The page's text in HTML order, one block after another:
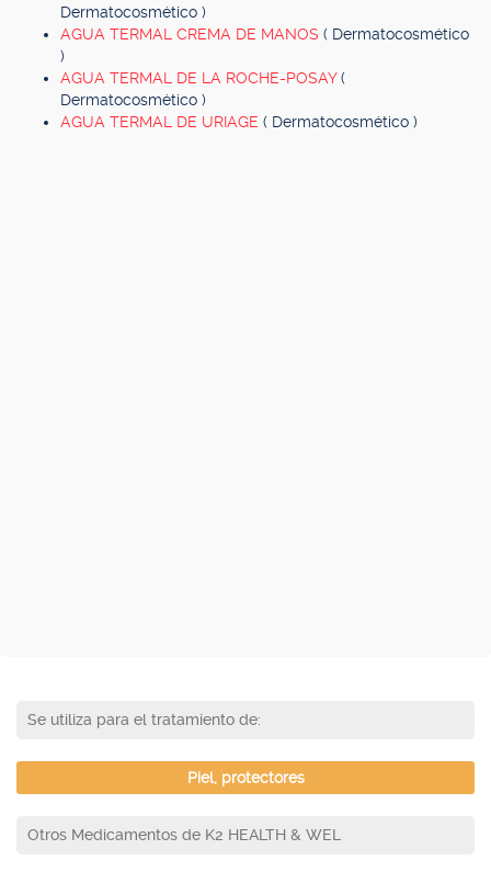
Dermatocosmético )
AGUA TERMAL CREMA DE MANOS ( Dermatocosmético
)
AGUA TERMAL DE LA ROCHE-POSAY(
Dermatocosmético )
AGUA TERMAL DE URIAGE ( Dermatocosmético )
Se utiliza para el tratamiento de:
Piel, protectores
Otros Medicamentos de K2 HEALTH & WEL